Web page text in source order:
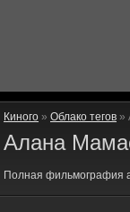
Киного » Облако тегов »
Алана
Полная фильмография